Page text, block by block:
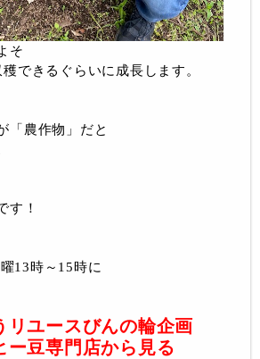
そ
できるぐらいに成長します。
「農作物」だと
す！
13時～15時に
リユースびんの輪企画
ー豆専門店から見る